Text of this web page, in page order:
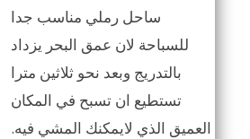
ساحل رملي مناسب جدا
للسباحة لان عمق البحر يزداد
بالتدريج وبعد نحو ثلاثين مترا
تستطيع ان تسبح في المكان
العميق الذي لايمكنك المشي فيه.